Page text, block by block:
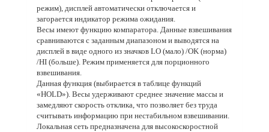
режим), дисплей автоматически отключается и
загорается индикатор режима ожидания.
Весы имеют функцию компаратора. Данные взвешивания
сравниваются с заданным диапазоном и выводятся на
дисплей в виде одного из значков LO (мало) /OK (норма)
/HI (больше). Режим применяется для порционного
взвешивания.
Данная функция (выбирается в таблице функций
«HOLD»). Весы удерживают среднее значение массы и
замедляют скорость отклика, что позволяет без труда
считывать информацию при нестабильном взвешивании.
Локальная сеть предназначена для высокоскоростной